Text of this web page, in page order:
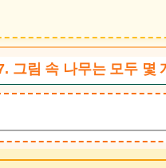
그림 속 나무는 모두 몇